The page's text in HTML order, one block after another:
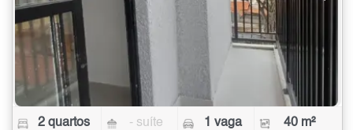
2 quartos - suíte 1 vaga 40 m²